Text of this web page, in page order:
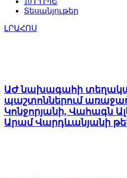
Տեսանյութեր
ԼՐԱՀՈՍ
ԱԺ նախագահի
պաշտոններում
Կոնջորյանի, Վահագն
Արամ Վարդևանյանի